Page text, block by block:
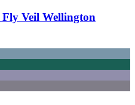
Fly Veil Wellington